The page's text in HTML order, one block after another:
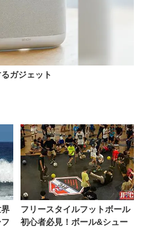
ガジェット
フリースタイルフットボール
初心者必見！ボール&シュー